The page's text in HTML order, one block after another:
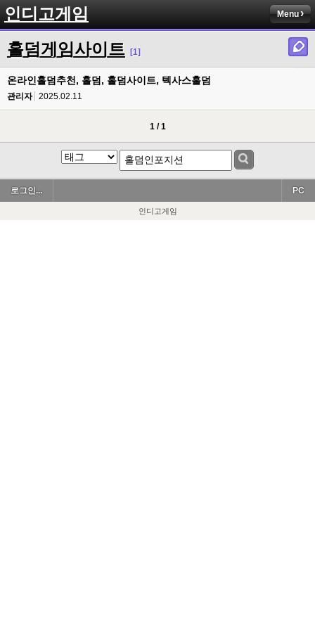
인디고게임 Menu
홀덤게임사이트 [1]
온라인홀덤추천, 홀덤, 홀덤사이트, 텍사스홀덤
관리자 2025.02.11
1 / 1
로그인... PC
인디고게임